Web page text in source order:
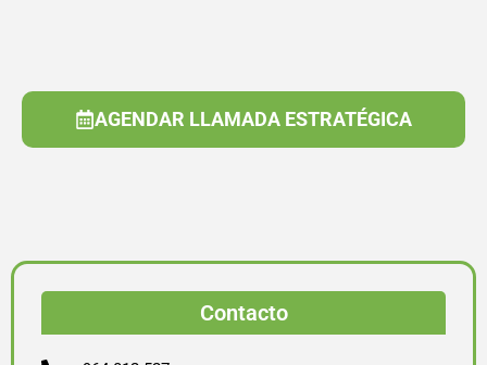
AGENDAR LLAMADA ESTRATÉGICA
Contacto